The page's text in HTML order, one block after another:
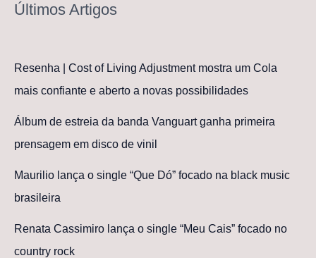
Últimos Artigos
Resenha | Cost of Living Adjustment mostra um Cola
mais confiante e aberto a novas possibilidades
Álbum de estreia da banda Vanguart ganha primeira
prensagem em disco de vinil
Maurilio lança o single “Que Dó” focado na black music
brasileira
Renata Cassimiro lança o single “Meu Cais” focado no
country rock